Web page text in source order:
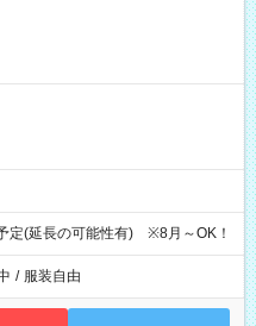
(延長の可能性有) ※8月～OK！
/ 服装自由